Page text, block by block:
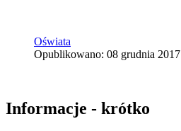
Oświata
Opublikowano: 08 grudnia 2017
Informacje - krótko